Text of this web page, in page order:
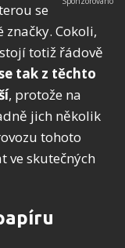
se
Cokoli,
totiž řádově
tak z těchto
, protože na
jich několik
tohoto
ve skutečných